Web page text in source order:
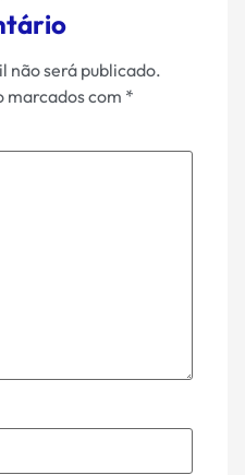
não será publicado.
marcados com *